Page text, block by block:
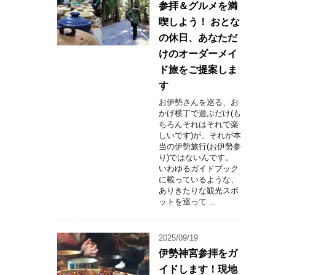
参拝＆グルメを満
喫しよう！ おとな
の休日、あなただ
けのオーダーメイ
ド旅をご提案しま
す
お伊勢さんを巡る、お
かげ横丁で遊ぶだけ(も
ちろんそれはそれで楽
しいです)が、それが本
当の伊勢旅行(お伊勢参
り)ではないんです。
いわゆるガイドブック
に載っているような、
ありきたりな観光スポ
ットを巡って ...
2025/09/19
伊勢神宮参拝をガ
イドします！現地